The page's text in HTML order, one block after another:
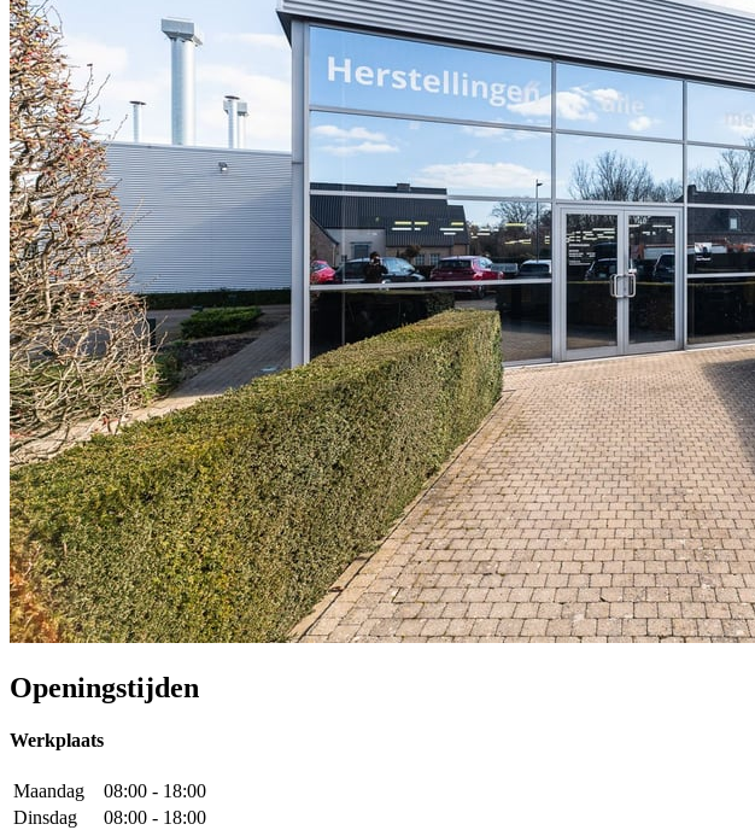
Openingstijden
Werkplaats
Maandag
08:00 - 18:00
Dinsdag
08:00 - 18:00